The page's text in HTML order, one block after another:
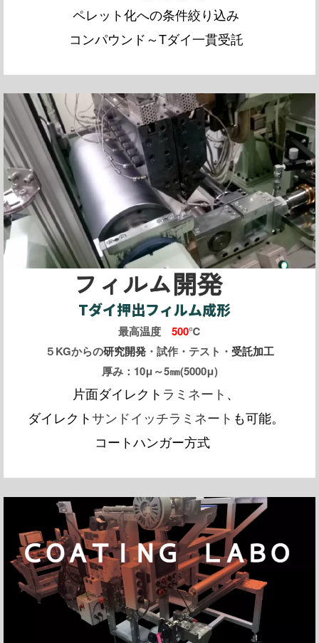
ペレット化への条件絞り込み
コンパウンド～Tダイ一貫受託
フィルム開発
Tダイ押出フィルム成形
最高温度 500℃
５KGからの研究開発 ・試作・テスト・ 受託加工
厚み：10μ～5㎜(5000μ)
片面ダイレクト ラミネート 、
ダイレクトサンドイッチラミネート も可能。
コートハンガー方式